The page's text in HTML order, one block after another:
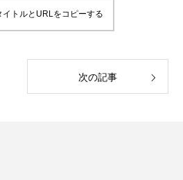
イトルとURLをコピーする
次の記事